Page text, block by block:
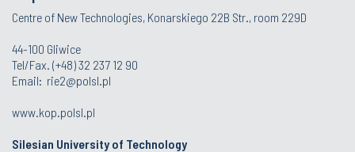
Centre of New Technologies, Konarskiego 22B Str., room 229D
44-100 Gliwice
Tel/Fax. (+48) 32 237 12 90
Email: rie2@polsl.pl
www.kop.polsl.pl
Silesian University of Technology